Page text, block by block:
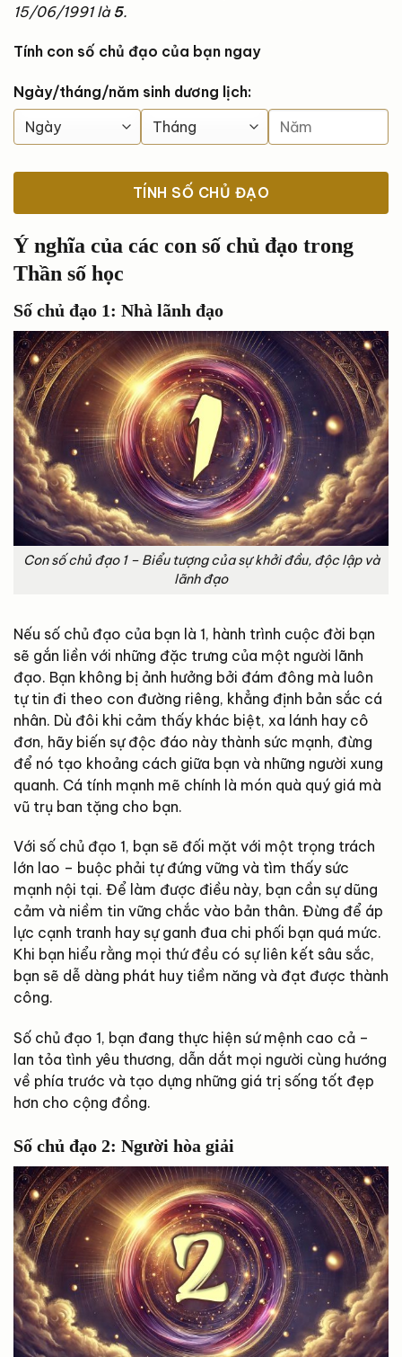
15/06/1991 là 5.
Tính con số chủ đạo của bạn ngay
Ngày/tháng/năm sinh dương lịch:
TÍNH SỐ CHỦ ĐẠO
Ý nghĩa của các con số chủ đạo trong
Thần số học
Số chủ đạo 1: Nhà lãnh đạo
Con số chủ đạo 1 – Biểu tượng của sự khởi đầu, độc lập và
lãnh đạo
Nếu số chủ đạo của bạn là 1, hành trình cuộc đời bạn
sẽ gắn liền với những đặc trưng của một người lãnh
đạo. Bạn không bị ảnh hưởng bởi đám đông mà luôn
tự tin đi theo con đường riêng, khẳng định bản sắc cá
nhân. Dù đôi khi cảm thấy khác biệt, xa lánh hay cô
đơn, hãy biến sự độc đáo này thành sức mạnh, đừng
để nó tạo khoảng cách giữa bạn và những người xung
quanh. Cá tính mạnh mẽ chính là món quà quý giá mà
vũ trụ ban tặng cho bạn.
Với số chủ đạo 1, bạn sẽ đối mặt với một trọng trách
lớn lao – buộc phải tự đứng vững và tìm thấy sức
mạnh nội tại. Để làm được điều này, bạn cần sự dũng
cảm và niềm tin vững chắc vào bản thân. Đừng để áp
lực cạnh tranh hay sự ganh đua chi phối bạn quá mức.
Khi bạn hiểu rằng mọi thứ đều có sự liên kết sâu sắc,
bạn sẽ dễ dàng phát huy tiềm năng và đạt được thành
công.
Số chủ đạo 1, bạn đang thực hiện sứ mệnh cao cả –
lan tỏa tình yêu thương, dẫn dắt mọi người cùng hướng
về phía trước và tạo dựng những giá trị sống tốt đẹp
hơn cho cộng đồng.
Số chủ đạo 2: Người hòa giải